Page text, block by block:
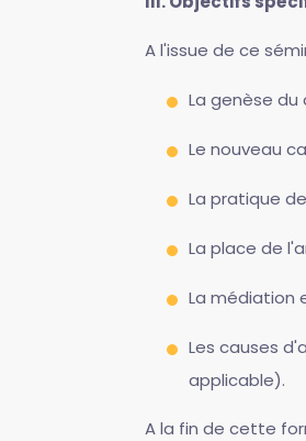
A l'issue de ce
La genèse du
Le nouveau
La pratique
La place de
La médiation
Les causes
applicable).
A la fin de cette